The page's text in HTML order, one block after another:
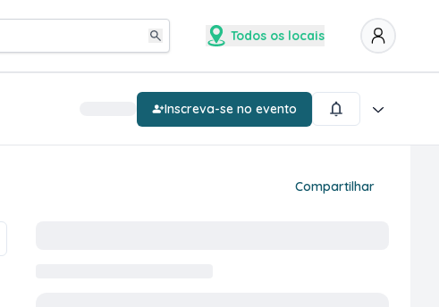
Todos os locais
Inscreva-se no evento
Compartilhar